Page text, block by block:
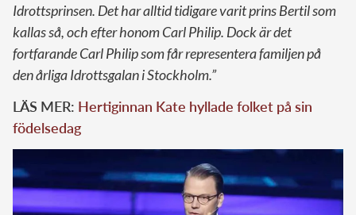
Idrottsprinsen. Det har alltid tidigare varit prins Bertil som
kallas så, och efter honom Carl Philip. Dock är det
fortfarande Carl Philip som får representera familjen på
den årliga Idrottsgalan i Stockholm.”
LÄS MER: Hertiginnan Kate hyllade folket på sin
födelsedag